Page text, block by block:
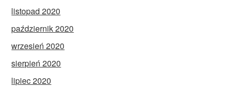
listopad 2020
październik 2020
wrzesień 2020
sierpień 2020
lipiec 2020